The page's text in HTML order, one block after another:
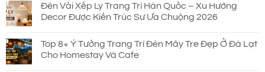
Đèn Vải Xếp Ly Trang Trí Hàn Quốc – Xu Hướng
Decor Được Kiến Trúc Sư Ưa Chuộng 2026
Top 8+ Ý Tưởng Trang Trí Đèn Mây Tre Đẹp Ở Đà Lạt
Cho Homestay Và Cafe